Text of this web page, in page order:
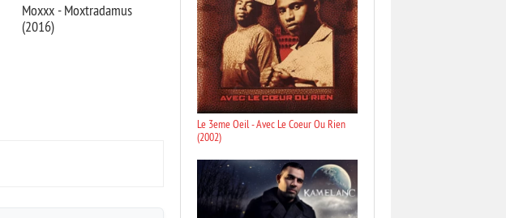
Moxxx - Moxtradamus
(2016)
Le 3eme Oeil - Avec Le Coeur Ou Rien
(2002)